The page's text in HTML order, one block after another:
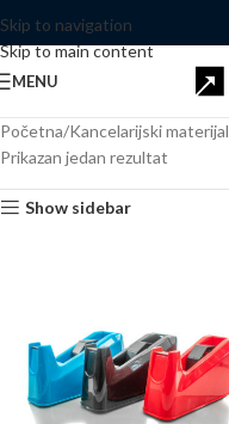
Skip to navigation
Skip to main content
MENU
Početna Kancelarijski materijal
Prikazan jedan rezultat
Show sidebar